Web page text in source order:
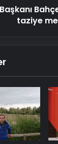
taziye